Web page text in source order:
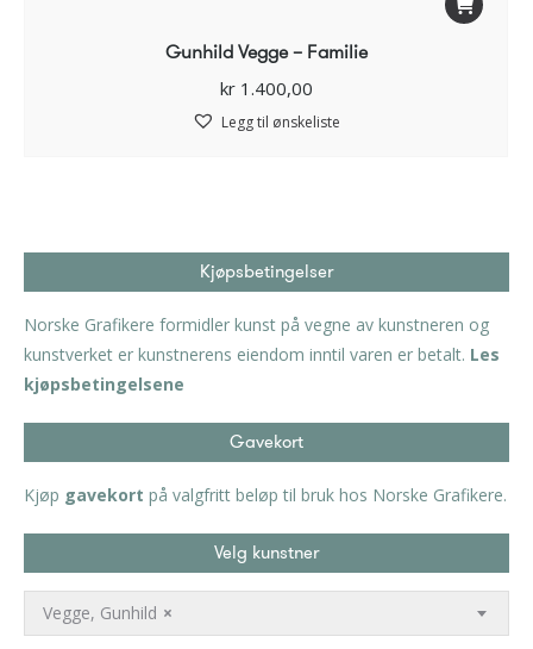
Gunhild Vegge – Familie
kr1.400,00
Legg til ønskeliste
Kjøpsbetingelser
Norske Grafikere formidler kunst på vegne av kunstneren og
kunstverket er kunstnerens eiendom inntil varen er betalt. Les
kjøpsbetingelsene
Gavekort
Kjøp gavekort på valgfritt beløp til bruk hos Norske Grafikere.
Velg kunstner
×
Vegge, Gunhild